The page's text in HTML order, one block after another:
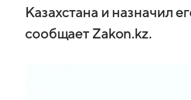
Казахстана и назначил
сообщает Zakon.kz.